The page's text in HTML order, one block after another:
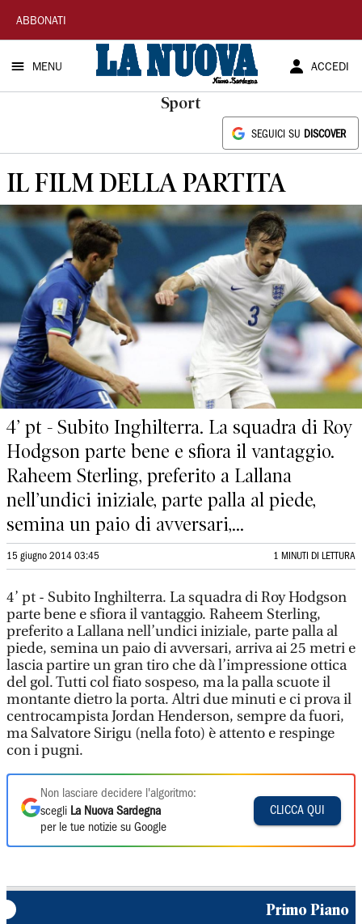
La
Nuova
Sardegna
ABBONATI
MENU ACCEDI
Sport
SEGUICI SU DISCOVER
IL FILM DELLA PARTITA
4’ pt - Subito Inghilterra. La squadra di Roy
Hodgson parte bene e sfiora il vantaggio.
Raheem Sterling, preferito a Lallana
nell’undici iniziale, parte palla al piede,
semina un paio di avversari,...
15 giugno 2014 03:45 1 MINUTI DI LETTURA
4’ pt - Subito Inghilterra. La squadra di Roy Hodgson
parte bene e sfiora il vantaggio. Raheem Sterling,
preferito a Lallana nell’undici iniziale, parte palla al
piede, semina un paio di avversari, arriva ai 25 metri e
lascia partire un gran tiro che dà l’impressione ottica
del gol. Tutti col fiato sospeso, ma la palla scuote il
montante dietro la porta. Altri due minuti e ci prova il
centrocampista Jordan Henderson, sempre da fuori,
ma Salvatore Sirigu (nella foto) è attento e respinge
con i pugni.
Non lasciare decidere l'algoritmo:
scegli La Nuova Sardegna
per le tue notizie su Google
CLICCA QUI
Primo Piano